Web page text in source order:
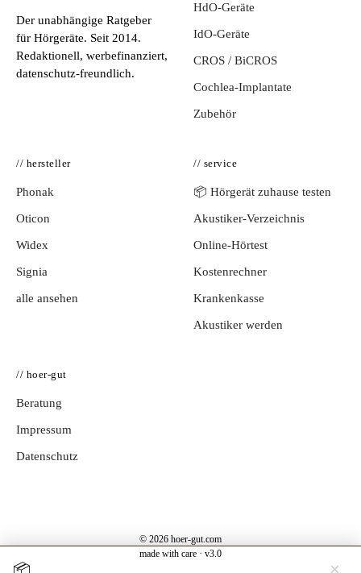
Der unabhängige Ratgeber
für Hörgeräte. Seit 2014.
Redaktionell, werbefinanziert,
datenschutz-freundlich.
HdO-Geräte
IdO-Geräte
CROS / BiCROS
Cochlea-Implantate
Zubehör
// hersteller
Phonak
Oticon
Widex
Signia
alle ansehen
// service
📦 Hörgerät zuhause testen
Akustiker-Verzeichnis
Online-Hörtest
Kostenrechner
Krankenkasse
Akustiker werden
// hoer-gut
Beratung
Impressum
Datenschutz
© 2026 hoer-gut.com
made with care · v3.0
📦